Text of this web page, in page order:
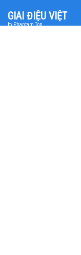
GIAI ĐIỆU VIỆT
by Phantam Top